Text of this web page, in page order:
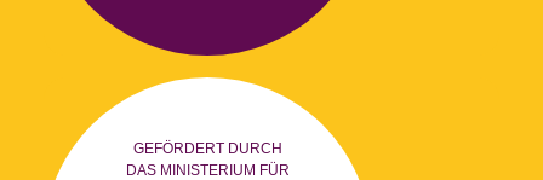
GEFÖRDERT DURCH
DAS MINISTERIUM FÜR